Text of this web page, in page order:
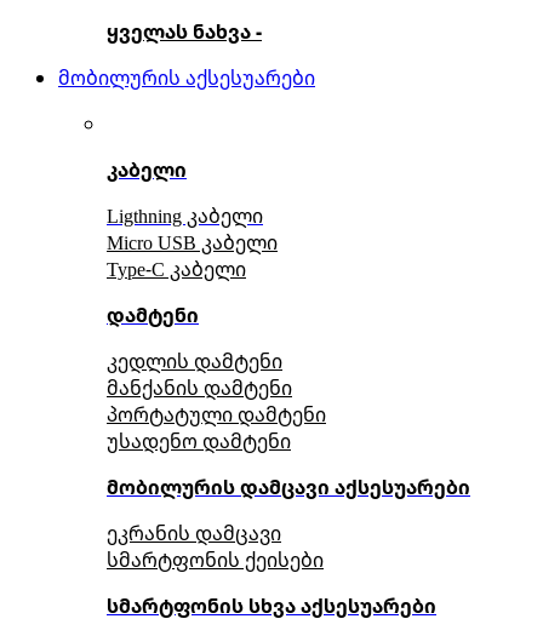
ყველას ნახვა -
მობილურის აქსესუარები
კაბელი
Ligthning კაბელი
Micro USB კაბელი
Type-C კაბელი
დამტენი
კედლის დამტენი
მანქანის დამტენი
პორტატული დამტენი
უსადენო დამტენი
მობილურის დამცავი აქსესუარები
ეკრანის დამცავი
სმარტფონის ქეისები
სმარტფონის სხვა აქსესუარები